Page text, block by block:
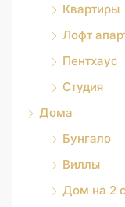
Квартиры
Лофт
Пентхаус
Студия
Дома
Бунгало
Виллы
Дом на 2